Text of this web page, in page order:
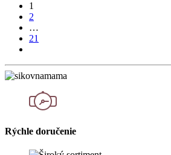
1
2
…
21
Rýchle doručenie